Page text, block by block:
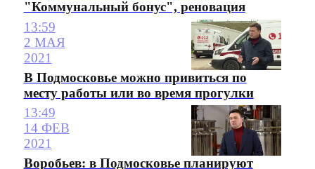
"Коммунальный бонус", реновация
13:59
2 МАЯ
2021
В Подмосковье можно привиться по
месту работы или во время прогулки
13:49
14 ФЕВ
2021
Воробьев: в Подмосковье планируют